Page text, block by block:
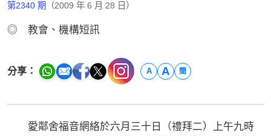
第2340 期 （2009 年 6 月 28 日）
◎ 教會、機構短訊
分享： A A 簡
愛鄰舍福音網絡於六月三十日（禮拜二）上午九時